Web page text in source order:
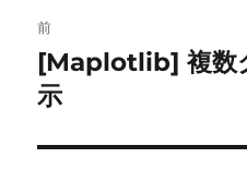
稿
ナ
ビ
前
前
の
稿:
[Maplotlib] 複数
示